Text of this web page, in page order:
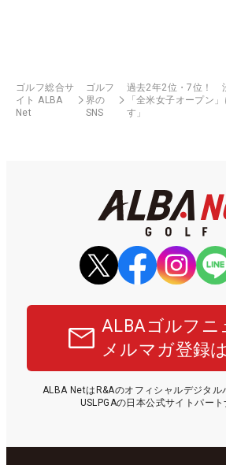
ゴルフ総合サ
イト ALBA
Net
ゴルフ
界の
SNS
過去2年2位・7位！
「全米女子オープン
す」
ALBAゴルフニ
メルマガ登録
ALBA NetはR&Aのオフィシャルデジタル
USLPGAの日本公式サイトパート